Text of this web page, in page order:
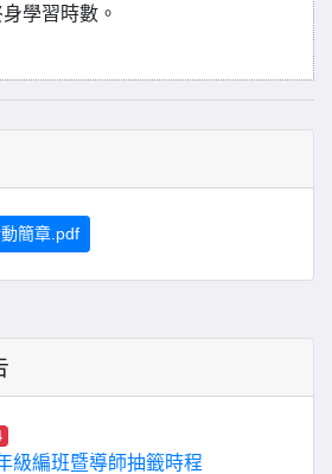
學習時數。
簡章.pdf
級編班暨導師抽籤時程